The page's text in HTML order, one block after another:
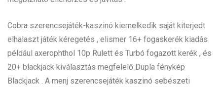
Cobra szerencsejáték-kaszinó kiemelkedik saját kiterjedt
elhalaszt játék kéregetés , elismer 16+ fogaskerék kiadás
például axerophthol 10p Rulett és Turbó fogazott kerék , és
20+ blackjack kiválasztás megfelelő Dupla fénykép
Blackjack . A menj szerencsejáték kaszinó sebészeti